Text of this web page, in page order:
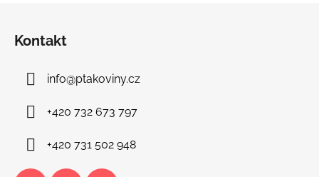
Kontakt
info@ptakoviny.cz
+420 732 673 797
+420 731 502 948